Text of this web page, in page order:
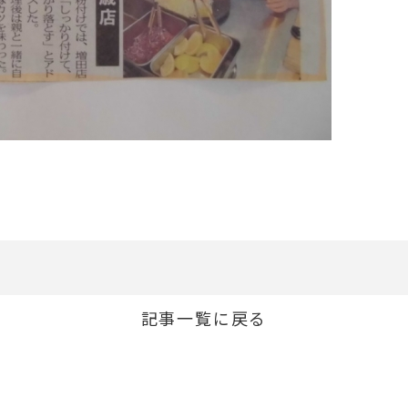
記事一覧に戻る